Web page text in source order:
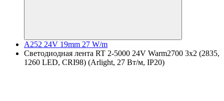
A252 24V 19mm 27 W/m
Светодиодная лента RT 2-5000 24V Warm2700 3x2 (2835,
1260 LED, CRI98) (Arlight, 27 Вт/м, IP20)